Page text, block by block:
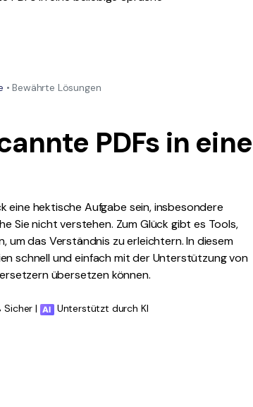
• Bewährte Lösungen
PDFs in eine
eine hektische Aufgabe sein, insbesondere
Sie nicht verstehen. Zum Glück gibt es Tools,
das Verständnis zu erleichtern. In diesem
schnell und einfach mit der Unterstützung von
übersetzen können.
Sicher | Unterstützt durch KI